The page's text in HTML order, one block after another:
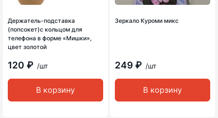
Держатель-подставка
(попсокет)с кольцом для
телефона в форме «Мишки»,
цвет золотой
120 ₽ /шт
В корзину
Зеркало Куроми микс
249 ₽ /шт
В корзину